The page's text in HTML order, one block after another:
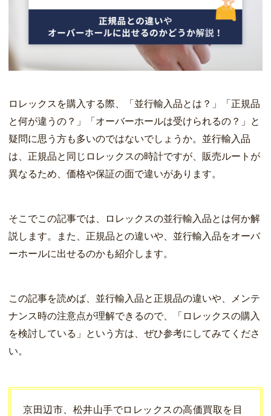
ロレックスを購入する際、「並行輸入品とは？」「正規品
と何が違うの？」「オーバーホールは受けられるの？」と
疑問に思う方も多いのではないでしょうか。並行輸入品
は、正規品と同じロレックスの時計ですが、販売ルートが
異なるため、価格や保証の面で違いがあります。
そこでこの記事では、ロレックスの並行輸入品とは何か解
説します。また、正規品との違いや、並行輸入品をオーバ
ーホールに出せるのかも紹介します。
この記事を読めば、並行輸入品と正規品の違いや、メンテ
ナンス時の注意点が理解できるので、「ロレックスの購入
を検討している」という方は、ぜひ参考にしてみてくださ
い。
京田辺市、松井山手でロレックスの高価買取を目